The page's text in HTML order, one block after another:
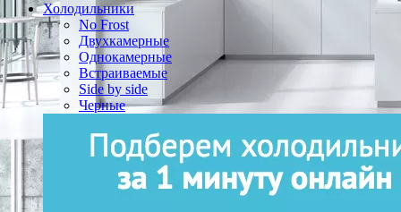
Холодильники
No Frost
Двухкамерные
Однокамерные
Встраиваемые
Side by side
Черные